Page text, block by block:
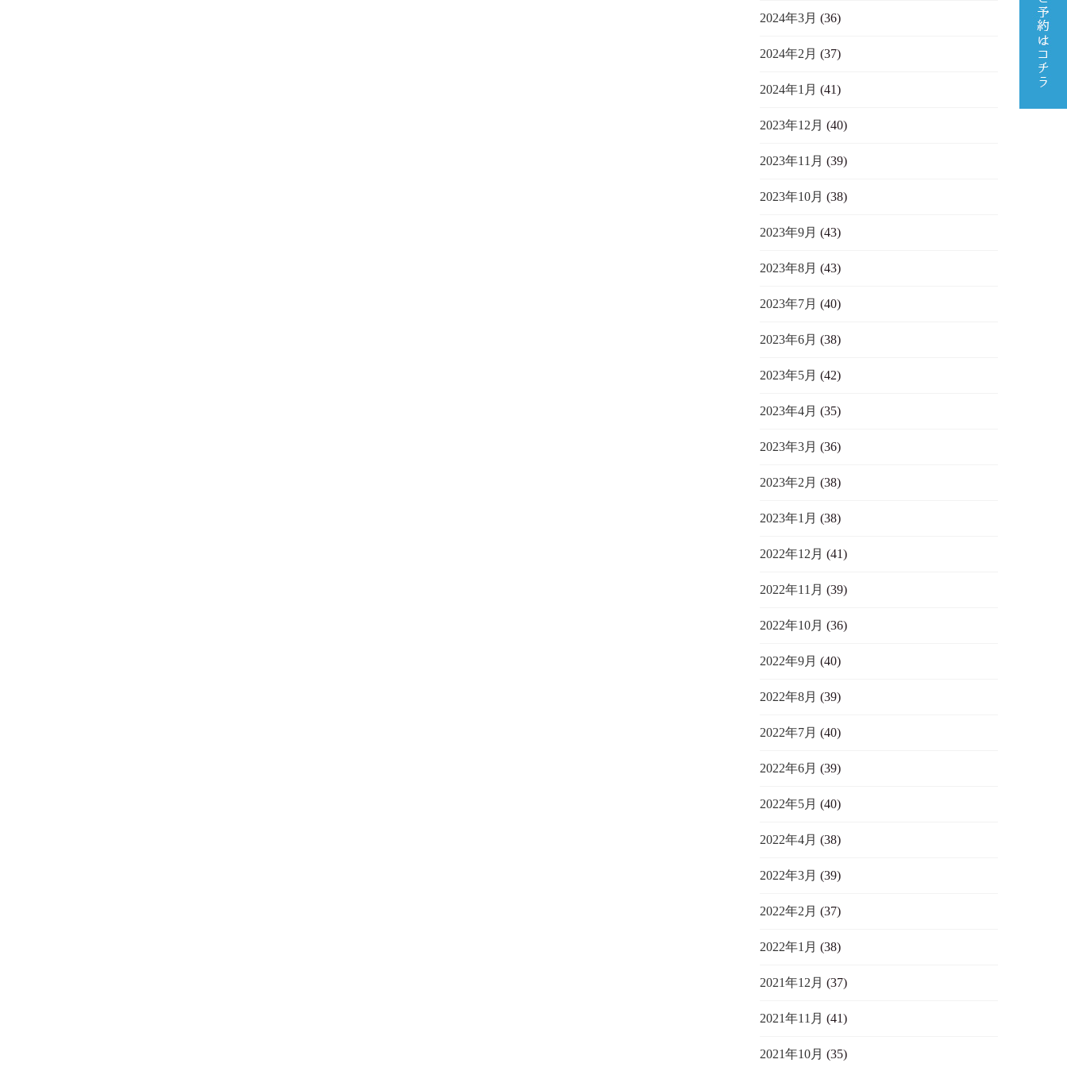
2024年3月 (36)
2024年2月 (37)
2024年1月 (41)
2023年12月 (40)
2023年11月 (39)
2023年10月 (38)
2023年9月 (43)
2023年8月 (43)
2023年7月 (40)
2023年6月 (38)
2023年5月 (42)
2023年4月 (35)
2023年3月 (36)
2023年2月 (38)
2023年1月 (38)
2022年12月 (41)
2022年11月 (39)
2022年10月 (36)
2022年9月 (40)
2022年8月 (39)
2022年7月 (40)
2022年6月 (39)
2022年5月 (40)
2022年4月 (38)
2022年3月 (39)
2022年2月 (37)
2022年1月 (38)
2021年12月 (37)
2021年11月 (41)
2021年10月 (35)